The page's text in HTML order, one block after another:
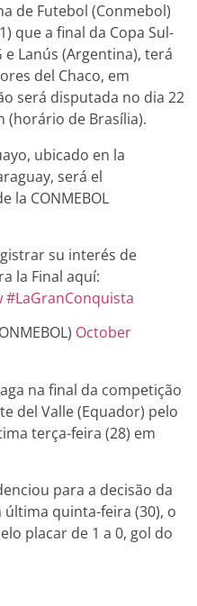
de Futebol (Conmebol)
que a final da Copa Sul-
Lanús (Argentina), terá
del Chaco, em
será disputada no dia 22
(horário de Brasília).
ubicado en la
será el
la CONMEBOL
su interés de
la Final aquí:
#LaGranConquista
October
na final da competição
del Valle (Equador) pelo
terça-feira (28) em
para a decisão da
quinta-feira (30), o
placar de 1 a 0, gol do